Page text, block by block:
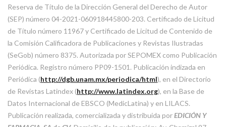
Reserva de Título de la Dirección General del Derecho de Autor
(SEP) número 04-2021-060918445800-203. Certificado de Licitud
de Título número 11967 y Certificado de Licitud de Contenido de
la Comisión Calificadora de Publicaciones y Revistas Ilustradas
(SeGob) número 8375. Autorizada por SEPOMEX como Publicación
Periódica. Registro número PP09-1501. Publicación indizada en
Periódica (http://dgb.unam.mx/periodica/html), en el Directorio
de Revistas Latindex (http://www.latindex.org), en la Base de
Datos Internacional de EBSCO (MedicLatina) y en LILACS.
Publicación realizada, comercializada y distribuida porEDICIÓN Y